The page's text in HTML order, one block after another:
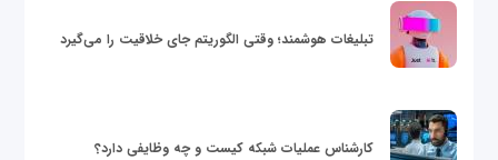
تبلیغات هوشمند؛ وقتی الگوریتم جای خلاقیت را می‌گیرد
کارشناس عملیات شبکه کیست و چه وظایفی دارد؟